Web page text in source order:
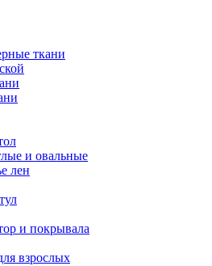
ткани
и овальные
лен
и покрывала
взрослых